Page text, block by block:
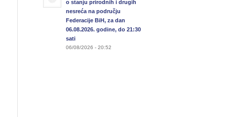
o stanju prirodnih i drugih
nesreća na području
Federacije BiH, za dan
06.08.2026. godine, do 21:30
sati
06/08/2026 - 20:52